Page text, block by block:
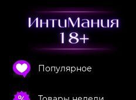
Популярное